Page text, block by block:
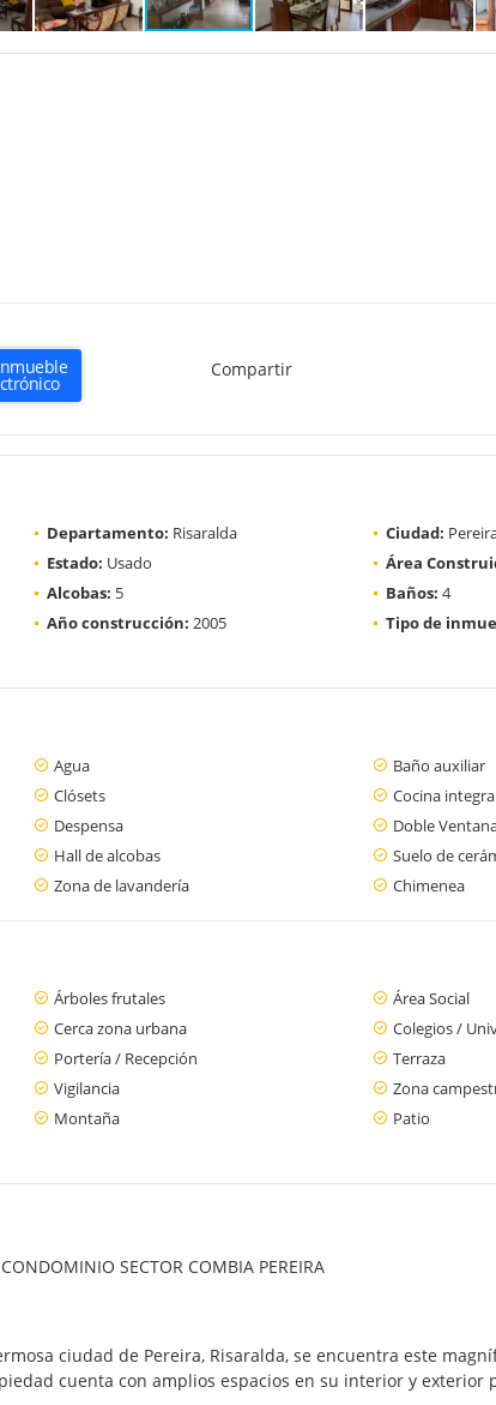
Compartir
Departamento: Risaralda Ciudad:
Estado: Usado Área
Alcobas: 5 Baños: 4
Año construcción: 2005 Tipo de
Agua Baño auxiliar
Clósets Cocina
Despensa Doble
Hall de alcobas Suelo de
Zona de lavandería Chimenea
Árboles frutales Área Social
Cerca zona urbana Colegios /
Portería / Recepción Terraza
Vigilancia Zona
Montaña Patio
SECTOR COMBIA PEREIRA
ciudad de Pereira, Risaralda, se encuentra este
cuenta con amplios espacios en su interior y